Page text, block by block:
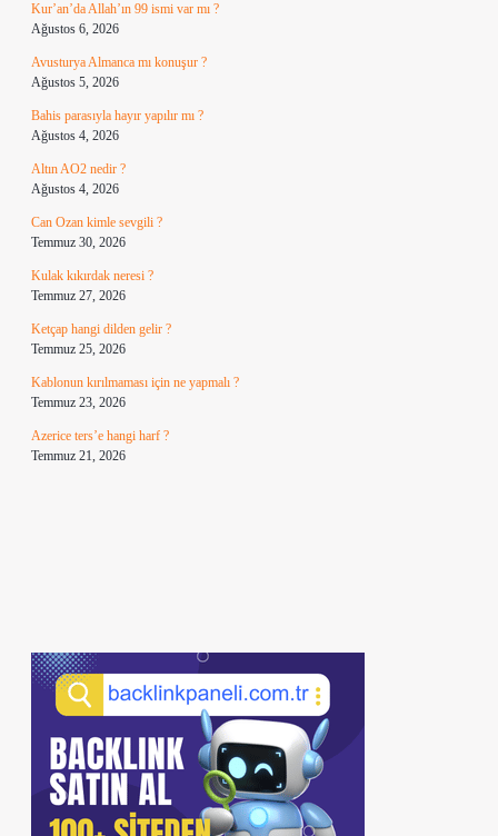
Kur’an’da Allah’ın 99 ismi var mı ?
Ağustos 6, 2026
Avusturya Almanca mı konuşur ?
Ağustos 5, 2026
Bahis parasıyla hayır yapılır mı ?
Ağustos 4, 2026
Altın AO2 nedir ?
Ağustos 4, 2026
Can Ozan kimle sevgili ?
Temmuz 30, 2026
Kulak kıkırdak neresi ?
Temmuz 27, 2026
Ketçap hangi dilden gelir ?
Temmuz 25, 2026
Kablonun kırılmaması için ne yapmalı ?
Temmuz 23, 2026
Azerice ters’e hangi harf ?
Temmuz 21, 2026